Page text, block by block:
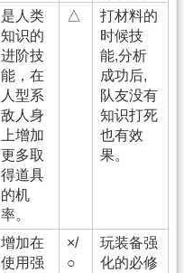
是人类
知识的
进阶技
能，在
人型系
敌人身
上增加
更多取
得道具
的机
率。
△
打材料的
时候技
能,分析
成功后,
队友没有
知识打死
也有效
果。
增加在
使用强
×/
○
玩装备强
化的必修